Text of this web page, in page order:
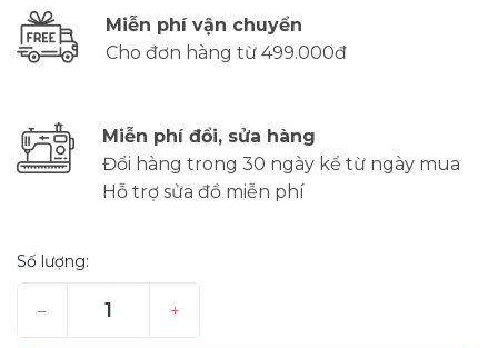
Miễn phí vận chuyển
Cho đơn hàng từ 499.000đ
Miễn phí đổi, sửa hàng
Đổi hàng trong 30 ngày kể từ ngày mua
Hỗ trợ sửa đồ miễn phí
Số lượng:
– +